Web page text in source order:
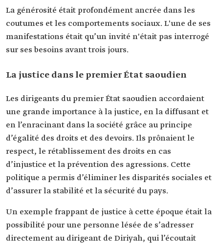
La générosité était profondément ancrée dans les
coutumes et les comportements sociaux. L'une de ses
manifestations était qu’un invité n'était pas interrogé
sur ses besoins avant trois jours.
La justice dans le premier État saoudien
Les dirigeants du premier État saoudien accordaient
une grande importance à la justice, en la diffusant et
en l’enracinant dans la société grâce au principe
d’égalité des droits et des devoirs. Ils prônaient le
respect, le rétablissement des droits en cas
d’injustice et la prévention des agressions. Cette
politique a permis d’éliminer les disparités sociales et
d’assurer la stabilité et la sécurité du pays.
Un exemple frappant de justice à cette époque était la
possibilité pour une personne lésée de s’adresser
directement au dirigeant de Diriyah, qui l’écoutait